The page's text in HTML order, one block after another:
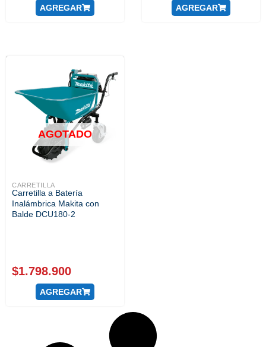
AGREGAR AGREGAR
AGOTADO
CARRETILLA
Carretilla a Batería
Inalámbrica Makita con
Balde DCU180-2
$1.798.900
AGREGAR